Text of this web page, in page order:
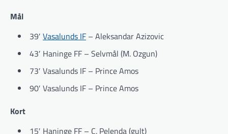
Mål
39′ Vasalunds IF – Aleksandar Azizovic
43′ Haninge FF – Selvmål (M. Ozgun)
73′ Vasalunds IF – Prince Amos
90′ Vasalunds IF – Prince Amos
Kort
15′ Haninge FF – C. Pelenda (gult)